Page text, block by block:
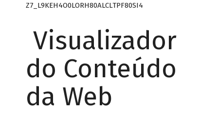
Z7_L9KEH4O0LORH80ALCLTPF80SI4
Visualizador
do Conteúdo
da Web